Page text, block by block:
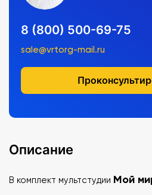
8 (800) 500-69-75
sale@vrtorg-mail.ru
Описание
В комплект мультстудии Мой